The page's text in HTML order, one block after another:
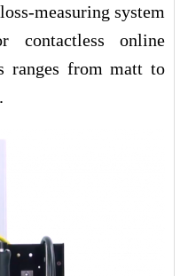
measuring system
contactless online
ranges from matt to